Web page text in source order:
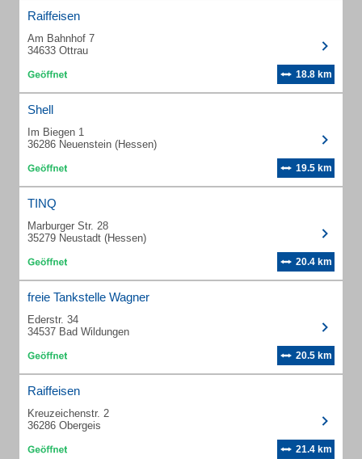
Raiffeisen
Am Bahnhof 7
34633 Ottrau
18.8 km
Shell
Im Biegen 1
36286 Neuenstein (Hessen)
19.5 km
TINQ
Marburger Str. 28
35279 Neustadt (Hessen)
20.4 km
freie Tankstelle Wagner
Ederstr. 34
34537 Bad Wildungen
20.5 km
Raiffeisen
Kreuzeichenstr. 2
36286 Obergeis
21.4 km